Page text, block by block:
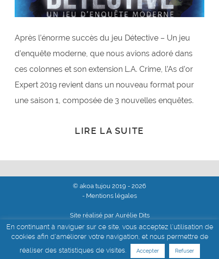
Après l’énorme succès du jeu Détective – Un jeu
d’enquête moderne, que nous avions adoré dans
ces colonnes et son extension L.A. Crime, l’As d’or
Expert 2019 revient dans un nouveau format pour
une saison 1, composée de 3 nouvelles enquêtes.
LIRE LA SUITE
© akoa tujou 2019 - 2026
- Mentions légales
Site réalisé par Aurélie Dits
En continuant à naviguer sur ce site, vous acceptez l'utilisation de
cookies afin d'améliorer votre navigation, et nous permettre de
réaliser des statistiques de visites.
Accepter Refuser